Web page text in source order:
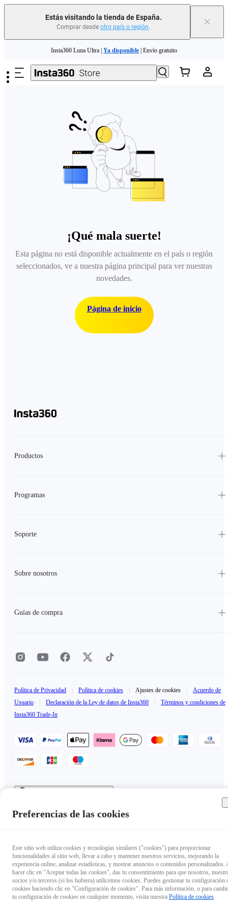
Estás visitando la tienda de España.
Comprar desde otro país o región. ×
Need shopping help? | Chat with our experts now!
Insta360 Luna Ultra | Ya disponible | Envío gratuito
¡Qué mala suerte!
Esta página no está disponible actualmente en el país o región
seleccionados, ve a nuestra página principal para ver nuestras
novedades.
Página de inicio
Productos
Programas
Soporte
Sobre nosotros
Guías de compra
Política de Privacidad Política de cookies Ajustes de cookies
Acuerdo de
Usuario
Declaración de la Ley de datos de Insta360
Términos y condiciones de
Insta360 Trade-In
Preferencias de las cookies
Este sitio web utiliza cookies y tecnologías similares ("cookies") para proporcionar
funcionalidades al sitio web, llevar a cabo y mantener nuestros servicios, mejorando la
experiencia online, analizar estadísticas, y mostrar anuncios o contenidos personalizados.
hacer clic en "Aceptar todas las cookies", das tu consentimiento para que nosotros,
socios y/o terceros (si los hubiera) utilicemos cookies. Puedes gestionar tu configuración
cookies haciendo clic en "Configuración de cookies". Para más información, o para
tu configuración de cookies en cualquier momento, visita nuestra Política de cookies.